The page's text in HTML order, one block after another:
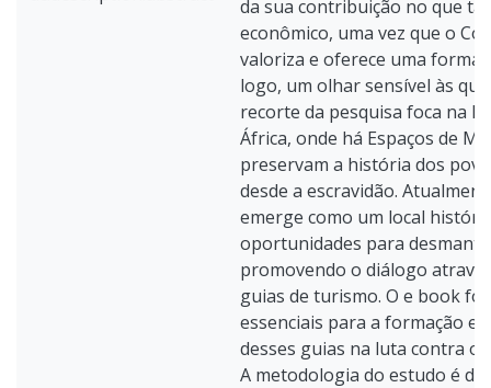
da sua contribuição no que
econômico, uma vez que o
valoriza e oferece uma
logo, um olhar sensível às
recorte da pesquisa foca na
África, onde há Espaços de
preservam a história dos
desde a escravidão.
emerge como um local
oportunidades para
promovendo o diálogo
guias de turismo. O e book
essenciais para a formação e
desses guias na luta contra o
A metodologia do estudo é